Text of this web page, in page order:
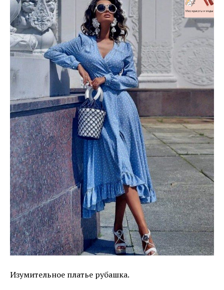
Изумительное платье рубашка.